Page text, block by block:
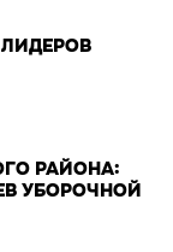
РАЙОНА:
УБОРОЧНОЙ